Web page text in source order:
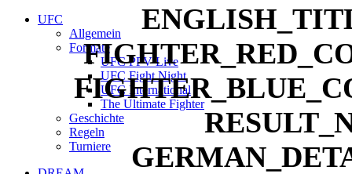
UFC
Allgemein
Formate
UFC PPV Live
UFC Fight Night
UFC International
The Ultimate Fighter
Geschichte
Regeln
Turniere